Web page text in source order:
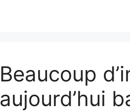
Beaucoup
aujourd’hui